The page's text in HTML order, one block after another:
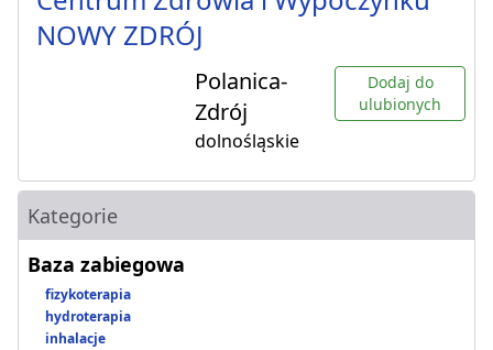
NOWY ZDRÓJ
Polanica-
Zdrój
dolnośląskie
Dodaj do
ulubionych
Kategorie
Baza zabiegowa
fizykoterapia
hydroterapia
inhalacje